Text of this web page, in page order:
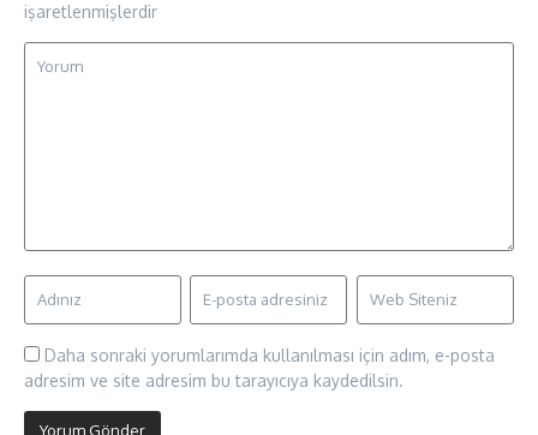
işaretlenmişlerdir
Daha sonraki yorumlarımda kullanılması için adım, e-posta
adresim ve site adresim bu tarayıcıya kaydedilsin.